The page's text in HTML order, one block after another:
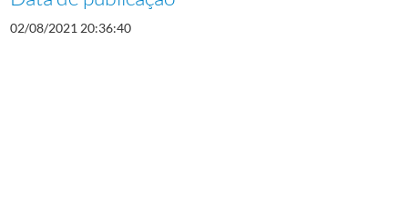
02/08/2021 20:36:40